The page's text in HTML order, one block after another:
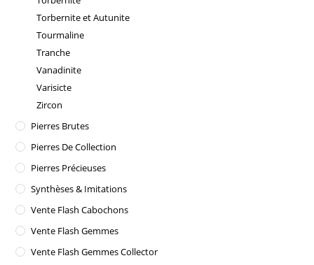
Torbernite et Autunite
Tourmaline
Tranche
Vanadinite
Varisicte
Zircon
Pierres Brutes
Pierres De Collection
Pierres Précieuses
Synthèses & Imitations
Vente Flash Cabochons
Vente Flash Gemmes
Vente Flash Gemmes Collector